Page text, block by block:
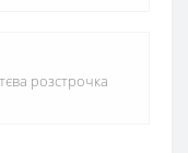
розстрочка